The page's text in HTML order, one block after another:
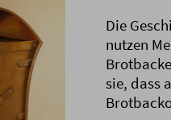
Die
nutzen
sie, dass